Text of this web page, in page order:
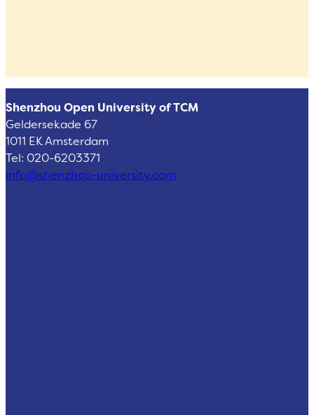
Shenzhou Open University of TCM
Geldersekade 67
1011 EK Amsterdam
Tel: 020-6203371
info@shenzhou-university.com